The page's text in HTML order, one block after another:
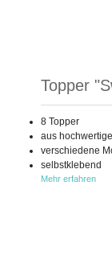
Topper
8 Topper
aus
verschiedene
selbstklebend
Mehr erfahren